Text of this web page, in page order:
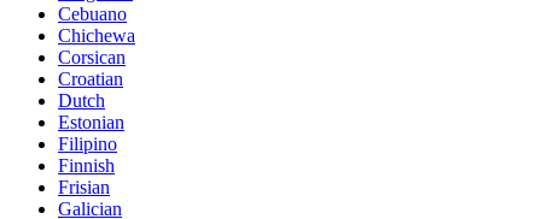
Cebuano
Chichewa
Corsican
Croatian
Dutch
Estonian
Filipino
Finnish
Frisian
Galician